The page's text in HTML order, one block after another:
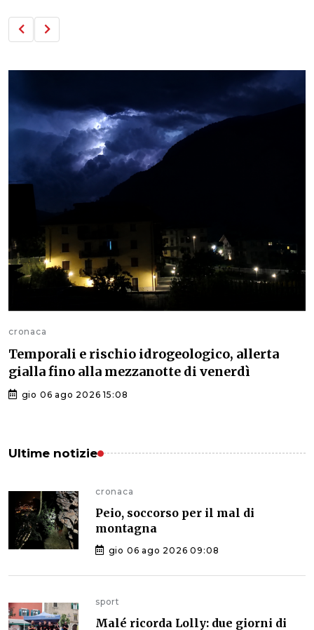
cronaca
Temporali e rischio idrogeologico, allerta
gialla fino alla mezzanotte di venerdì
gio 06 ago 2026 15:08
Ultime notizie
cronaca
Peio, soccorso per il mal di
montagna
gio 06 ago 2026 09:08
sport
Malé ricorda Lolly: due giorni di